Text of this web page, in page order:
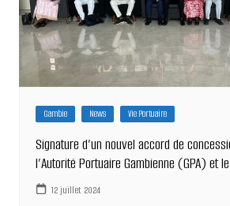
Gambie News Vie Portuaire
Signature d’un nouvel accord de
l’Autorité Portuaire Gambienne (GPA) et
12 juillet 2024